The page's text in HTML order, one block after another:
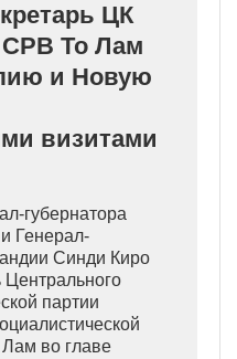
ЦК
То Лам
и Новую
визитами
губернатора
Генерал-
Синди Киро
Центрального
партии
во главе